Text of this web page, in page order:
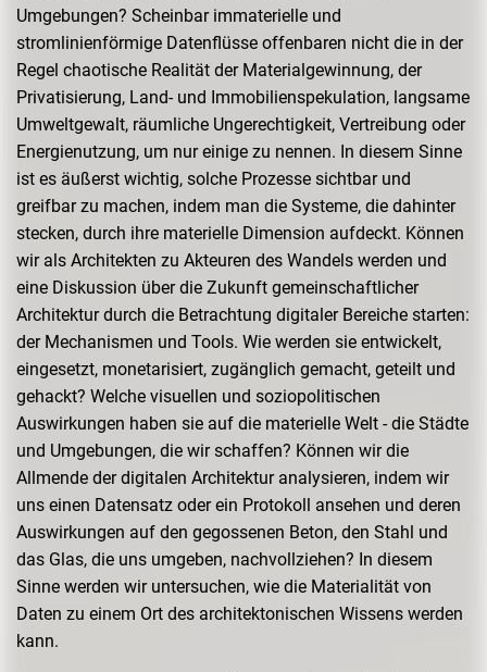
Umgebungen? Scheinbar immaterielle und
stromlinienförmige Datenflüsse offenbaren nicht die in der
Regel chaotische Realität der Materialgewinnung, der
Privatisierung, Land- und Immobilienspekulation, langsame
Umweltgewalt, räumliche Ungerechtigkeit, Vertreibung oder
Energienutzung, um nur einige zu nennen. In diesem Sinne
ist es äußerst wichtig, solche Prozesse sichtbar und
greifbar zu machen, indem man die Systeme, die dahinter
stecken, durch ihre materielle Dimension aufdeckt. Können
wir als Architekten zu Akteuren des Wandels werden und
eine Diskussion über die Zukunft gemeinschaftlicher
Architektur durch die Betrachtung digitaler Bereiche starten:
der Mechanismen und Tools. Wie werden sie entwickelt,
eingesetzt, monetarisiert, zugänglich gemacht, geteilt und
gehackt? Welche visuellen und soziopolitischen
Auswirkungen haben sie auf die materielle Welt - die Städte
und Umgebungen, die wir schaffen? Können wir die
Allmende der digitalen Architektur analysieren, indem wir
uns einen Datensatz oder ein Protokoll ansehen und deren
Auswirkungen auf den gegossenen Beton, den Stahl und
das Glas, die uns umgeben, nachvollziehen? In diesem
Sinne werden wir untersuchen, wie die Materialität von
Daten zu einem Ort des architektonischen Wissens werden
kann.